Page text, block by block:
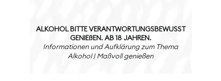
ALKOHOL BITTE VERANTWORTUNGSBEWUSST
GENIEßEN. AB 18 JAHREN.
Informationen und Aufklärung zum Thema
Alkohol | Maßvoll genießen